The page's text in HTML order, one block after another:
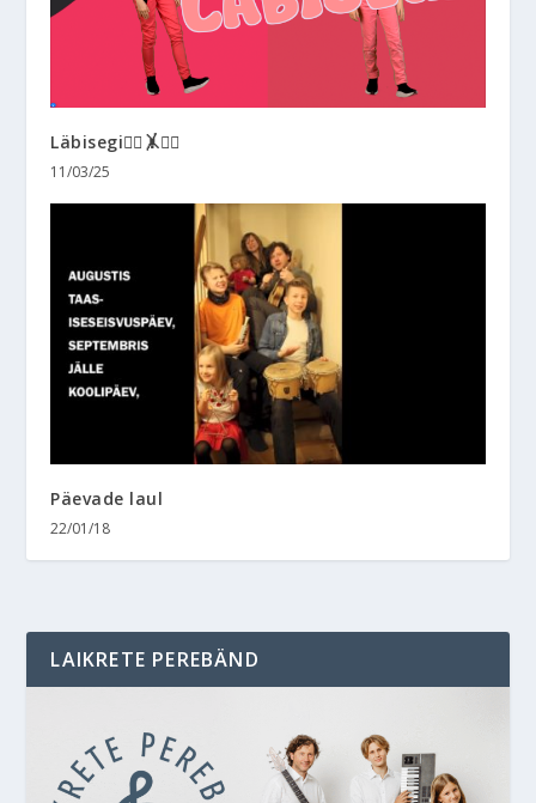
Läbisegi🤸‍♀️🤸🤸‍♂️
11/03/25
Päevade laul
22/01/18
LAIKRETE PEREBÄND